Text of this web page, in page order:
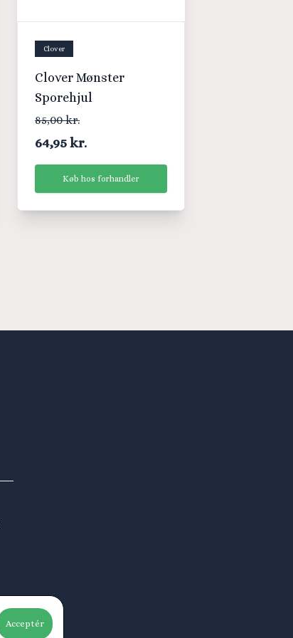
Clover
Clover Mønster
Sporehjul
85,00 kr.
64,95 kr.
Køb hos forhandler
Acceptér